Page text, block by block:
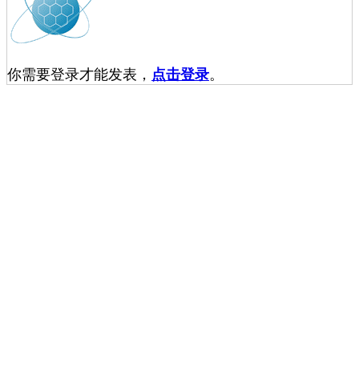
你需要登录才能发表， 点击登录。